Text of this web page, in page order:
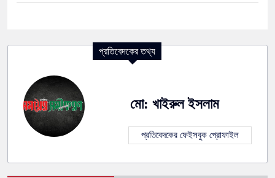
প্রতিবেদকের তথ্য
মো: খাইরুল ইসলাম
প্রতিবেদকের ফেইসবুক প্রোফাইল